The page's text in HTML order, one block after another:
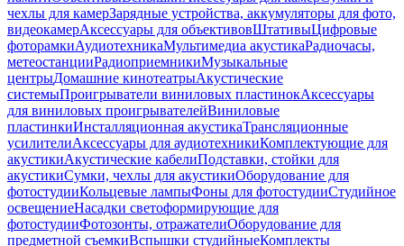
чехлы для камерЗарядные устройства, аккумуляторы для фото,
видеокамерАксессуары для объективовШтативыЦифровые
фоторамкиАудиотехникаМультимедиа акустикаРадиочасы,
метеостанцииРадиоприемникиМузыкальные
центрыДомашние кинотеатрыАкустические
системыПроигрыватели виниловых пластинокАксессуары
для виниловых проигрывателейВиниловые
пластинкиИнсталляционная акустикаТрансляционные
усилителиАксессуары для аудиотехникиКомплектующие для
акустикиАкустические кабелиПодставки, стойки для
акустикиСумки, чехлы для акустикиОборудование для
фотостудииКольцевые лампыФоны для фотостудииСтудийное
освещениеНасадки светоформирующие для
фотостудииФотозонты, отражателиОборудование для
предметной съемкиВспышки студийныеКомплекты